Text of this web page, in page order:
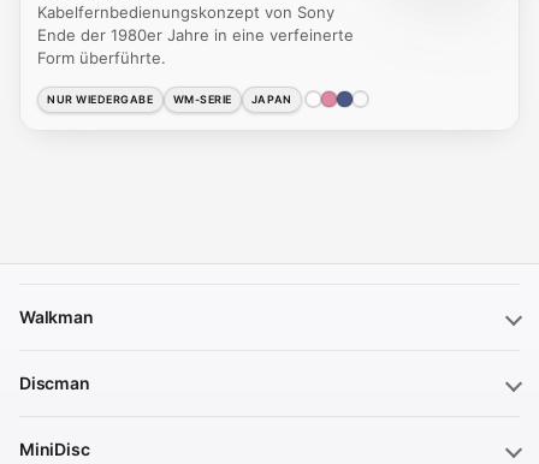
Kabelfernbedienungskonzept von Sony
Ende der 1980er Jahre in eine verfeinerte
Form überführte.
NUR WIEDERGABE WM-SERIE JAPAN
Walkman
Discman
MiniDisc